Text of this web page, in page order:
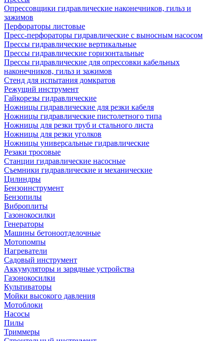
Опрессовщики гидравлические наконечников, гильз и
зажимов
Перфораторы листовые
Пресс-перфораторы гидравлические с выносным насосом
Прессы гидравлические вертикальные
Прессы гидравлические горизонтальные
Прессы гидравлические для опрессовки кабельных
наконечников, гильз и зажимов
Стенд для испытания домкратов
Режущий инструмент
Гайкорезы гидравлические
Ножницы гидравлические для резки кабеля
Ножницы гидравлические пистолетного типа
Ножницы для резки труб и стального листа
Ножницы для резки уголков
Ножницы универсальные гидравлические
Резаки тросовые
Станции гидравлические насосные
Съемники гидравлические и механические
Цилиндры
Бензоинструмент
Бензопилы
Виброплиты
Газонокосилки
Генераторы
Машины бетоноотделочные
Мотопомпы
Нагреватели
Садовый инструмент
Аккумуляторы и зарядные устройства
Газонокосилки
Культиваторы
Мойки высокого давления
Мотоблоки
Насосы
Пилы
Триммеры